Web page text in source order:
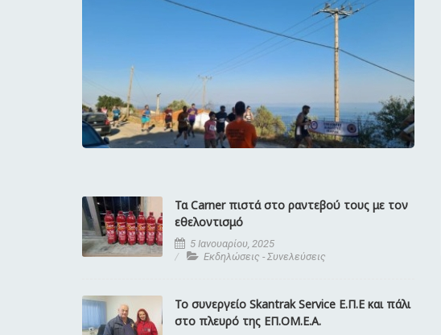
Τα Carner πιστά στο ραντεβού τους με τον
εθελοντισμό
5 Ιανουαρίου, 2025
Εκδηλώσεις - Συνελεύσεις
Το συνεργείο Skantrak Service Ε.Π.Ε και πάλι
στο πλευρό της EΠ.ΟΜ.Ε.Α.